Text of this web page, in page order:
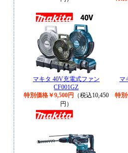
マキタ 40V充電式ファン
CF001GZ
特別価格￥9,500円
（税込10,450
円）
マ
特別